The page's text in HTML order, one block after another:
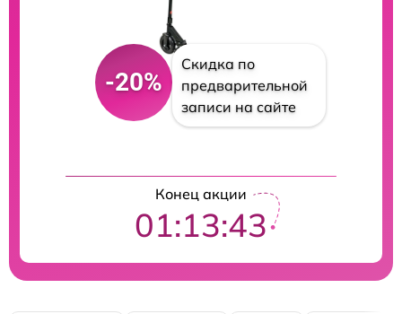
-20%
Скидка по
предварительной
записи на сайте
Конец акции
01:13:42